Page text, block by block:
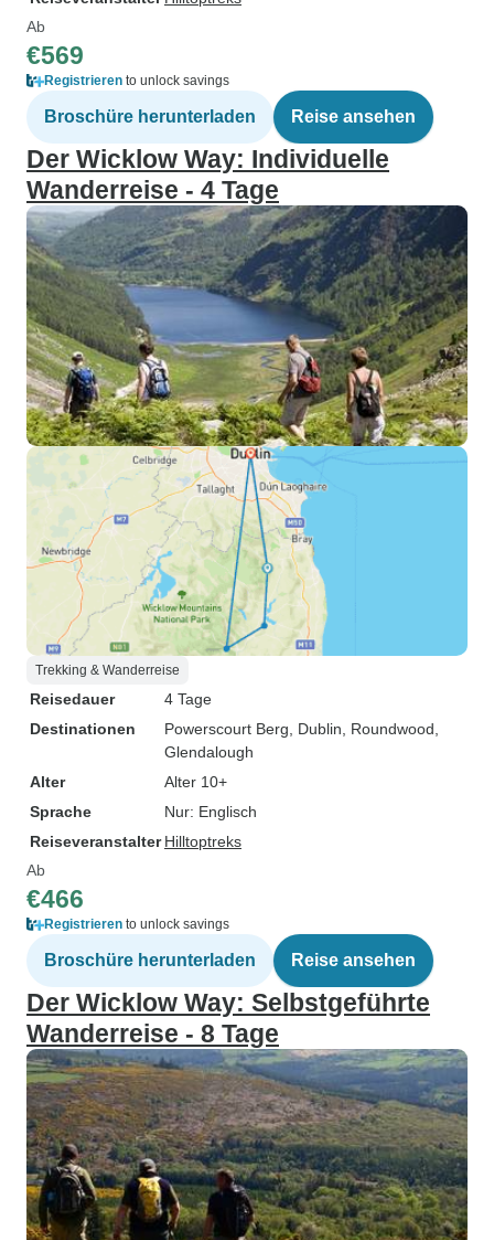
Ab
€569
Registrieren to unlock savings
Broschüre herunterladen Reise ansehen
Der Wicklow Way: Individuelle
Wanderreise - 4 Tage
Trekking & Wanderreise
Reisedauer
4 Tage
Destinationen
Powerscourt Berg , Dublin , Roundwood
Glendalough
Alter
Alter 10+
Sprache
Nur: Englisch
Reiseveranstalter Hilltoptreks
Ab
€466
Registrieren to unlock savings
Broschüre herunterladen Reise ansehen
Der Wicklow Way: Selbstgeführte
Wanderreise - 8 Tage